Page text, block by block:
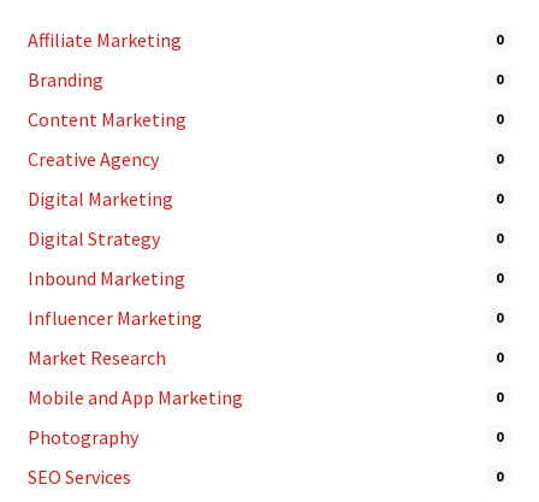
Directory
Login or Register
Affiliate Marketing 0
Branding 0
Content Marketing 0
Creative Agency 0
Digital Marketing 0
Digital Strategy 0
Inbound Marketing 0
Influencer Marketing 0
Market Research 0
Mobile and App Marketing 0
Photography 0
SEO Services 0